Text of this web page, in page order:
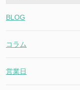
BLOG
コラム
営業日